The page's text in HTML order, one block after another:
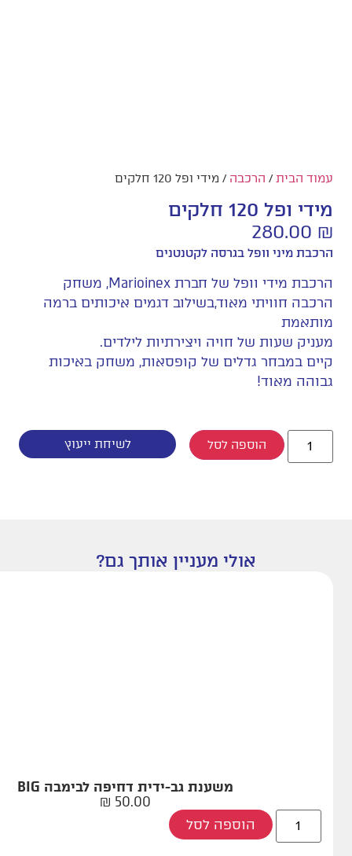
עמוד הבית/ הרכבה / מידי ופל 120 חלקים
מידי ופל 120 חלקים
280.00 ₪
הרכבת מיני וופל בגרסה לקטנטנים
הרכבת מידי וופל של חברת Marioinex, משחק
הרכבה חוויתי מאוד,בשילוב דגמים איכותים ברמה
מותאמת
מעניק שעות של חויה ויצירתיות לילדים.
קיים במבחר גדלים של קופסאות, משחק באיכות
גבוהה מאוד!
הוספה לסל לשיחת ייעוץ
אולי מעניין אותך גם?
משענת גב-ידית דחיפה לבימבה BIG
50.00
₪
הוספה לסל